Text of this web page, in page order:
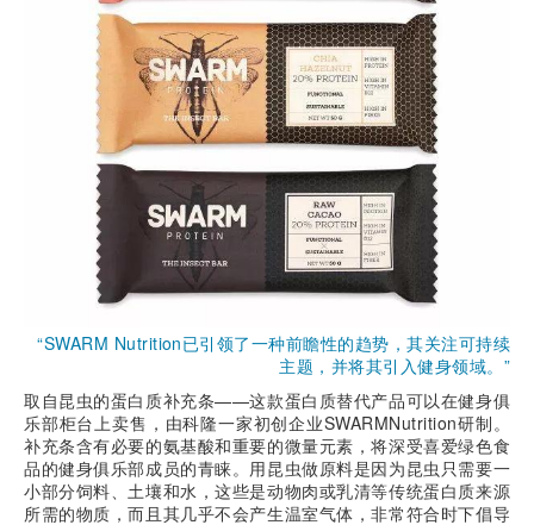
“SWARM Nutrition已引领了一种前瞻性的趋势，其关注可持续
主题，并将其引入健身领域。”
取自昆虫的蛋白质补充条——这款蛋白质替代产品可以在健身俱
乐部柜台上卖售，由科隆一家初创企业SWARMNutrition研制。
补充条含有必要的氨基酸和重要的微量元素，将深受喜爱绿色食
品的健身俱乐部成员的青睐。用昆虫做原料是因为昆虫只需要一
小部分饲料、土壤和水，这些是动物肉或乳清等传统蛋白质来源
所需的物质，而且其几乎不会产生温室气体，非常符合时下倡导